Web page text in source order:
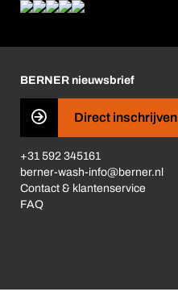
Wat ons drijft
Business Conduct
BERNER nieuwsbrief
Direct inschrijven
+31 592 345161
berner-wash-info@berner.nl
Contact & klantenservice
FAQ